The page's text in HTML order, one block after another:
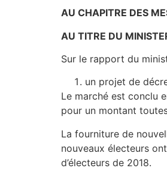
AU CHAPITRE DES
AU TITRE DU
Sur le rapport du
un projet de
Le marché est conclu
pour un montant
La fourniture de
nouveaux électeurs
d’électeurs de 2018.